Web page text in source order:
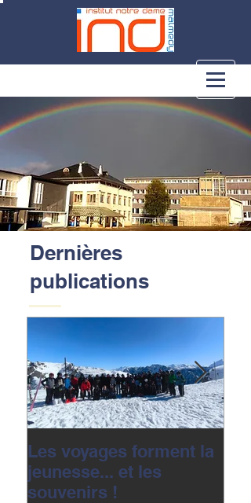
Dernières
publications
Les voyages forment la
jeunesse... et les
souvenirs !